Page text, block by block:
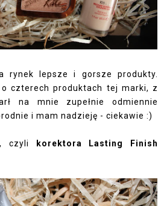
rynek lepsze i gorsze produkty.
o czterech produktach tej marki, z
na mnie zupełnie odmiennie
i mam nadzieję - ciekawie :)
czyli
korektora Lasting Finish